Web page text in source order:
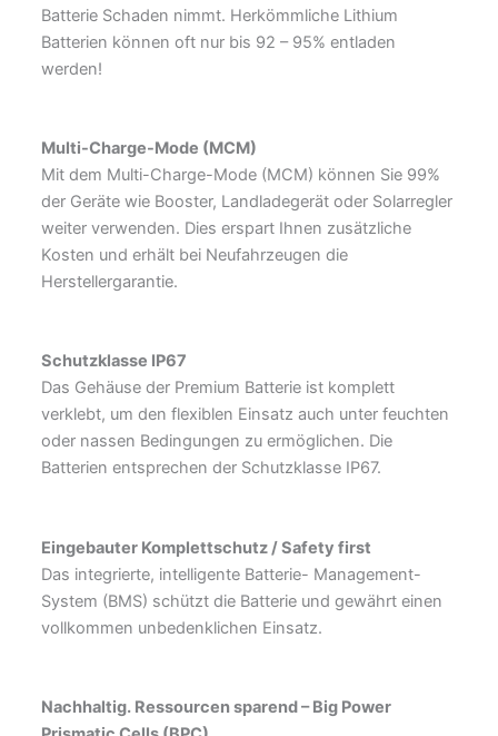
Batterie Schaden nimmt. Herkömmliche Lithium
Batterien können oft nur bis 92 – 95% entladen
werden!
Multi-Charge-Mode (MCM)
Mit dem Multi-Charge-Mode (MCM) können Sie 99%
der Geräte wie Booster, Landladegerät oder Solarregler
weiter verwenden. Dies erspart Ihnen zusätzliche
Kosten und erhält bei Neufahrzeugen die
Herstellergarantie.
Schutzklasse IP67
Das Gehäuse der Premium Batterie ist komplett
verklebt, um den flexiblen Einsatz auch unter feuchten
oder nassen Bedingungen zu ermöglichen. Die
Batterien entsprechen der Schutzklasse IP67.
Eingebauter Komplettschutz / Safety first
Das integrierte, intelligente Batterie- Management-
System (BMS) schützt die Batterie und gewährt einen
vollkommen unbedenklichen Einsatz.
Nachhaltig. Ressourcen sparend –Big Power